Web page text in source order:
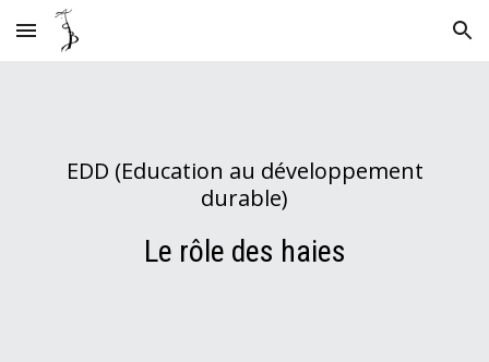
Skip to main content Skip to navigation
EDD (Education au développement
durable)
Le rôle des haies